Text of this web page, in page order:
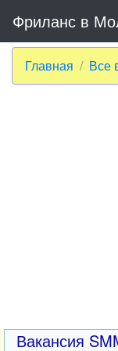
Фриланс в
Главная Все
Вакансия